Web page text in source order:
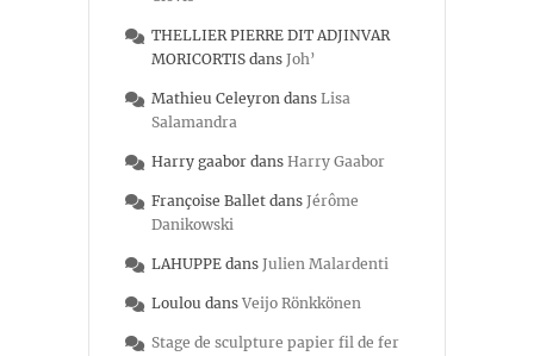
THELLIER PIERRE DIT ADJINVAR
MORICORTIS dans Joh’
Mathieu Celeyron dans Lisa
Salamandra
Harry gaabor dans Harry Gaabor
Françoise Ballet dans Jérôme
Danikowski
LAHUPPE dans Julien Malardenti
Loulou dans Veijo Rönkkönen
Stage de sculpture papier fil de fer